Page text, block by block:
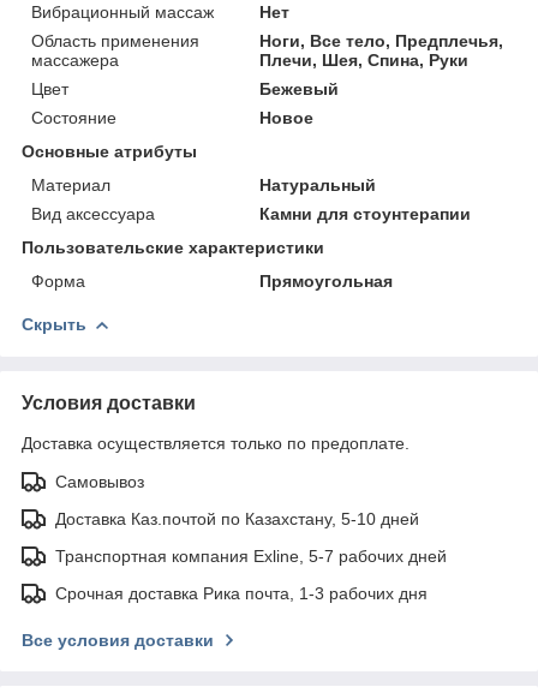
Вибрационный массаж
Нет
Область применения
массажера
Ноги, Все тело, Предплечья,
Плечи, Шея, Спина, Руки
Цвет
Бежевый
Состояние
Новое
Основные атрибуты
Материал
Натуральный
Вид аксессуара
Камни для стоунтерапии
Пользовательские характеристики
Форма
Прямоугольная
Скрыть
Условия доставки
Доставка осуществляется только по предоплате.
Самовывоз
Доставка Каз.почтой по Казахстану, 5-10 дней
Транспортная компания Exline, 5-7 рабочих дней
Срочная доставка Рика почта, 1-3 рабочих дня
Все условия доставки